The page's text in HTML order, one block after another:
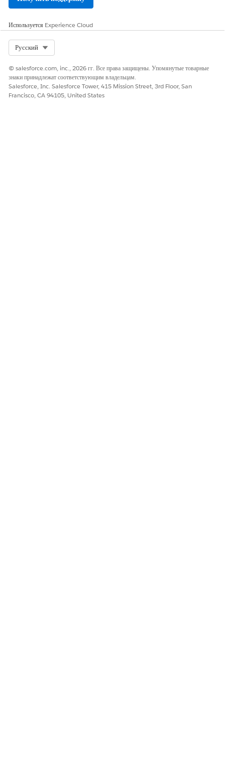
Используется Experience Cloud
Русский
© salesforce.com, inc., 2026 гг. Все права защищены. Упомянутые товарные
знаки принадлежат соответствующим владельцам.
Salesforce, Inc. Salesforce Tower, 415 Mission Street, 3rd Floor, San
Francisco, CA 94105, United States